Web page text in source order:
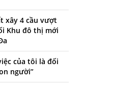
xây 4 cầu vượt
Khu đô thị mới
của tôi là đối
người”